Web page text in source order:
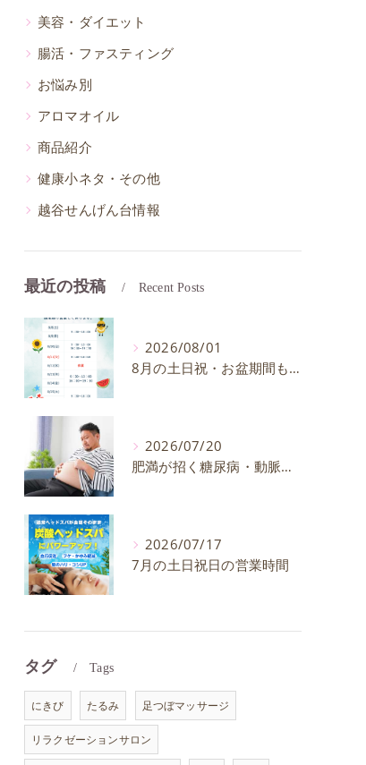
美容・ダイエット
腸活・ファスティング
お悩み別
アロマオイル
商品紹介
健康小ネタ・その他
越谷せんげん台情報
最近の投稿 Recent Posts
2026/08/01
8月の土日祝・お盆期間も通常通り営業いたします
2026/07/20
肥満が招く糖尿病・動脈硬化のリスクとは？30代40代男性が今すぐ始めたい予防法を徹底解説
2026/07/17
7月の土日祝日の営業時間
タグ Tags
にきび たるみ 足つぼマッサージ
リラクゼーションサロン